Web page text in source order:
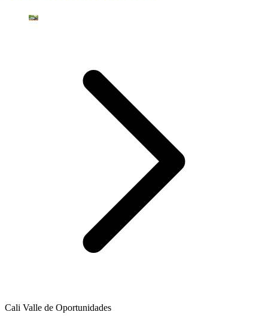
Cali Valle de Oportunidades